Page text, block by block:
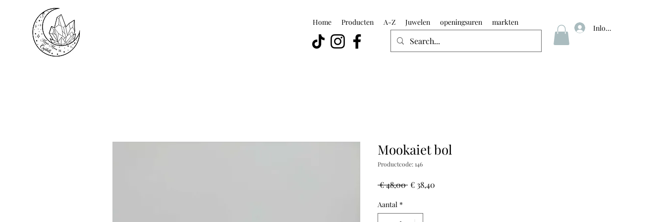
Home Producten A-Z Juwelen openingsuren markten
Inloggen
Mookaiet bol
Productcode: 146
€ 48,00 Normale
€ 38,40
Aantal *